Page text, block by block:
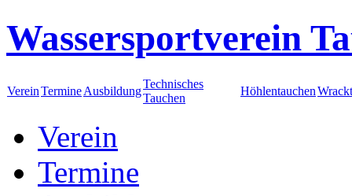
Wassersportverein
VereinTermineAusbildung
Technisches
Tauchen
Höhlentauchen
Verein
Termine